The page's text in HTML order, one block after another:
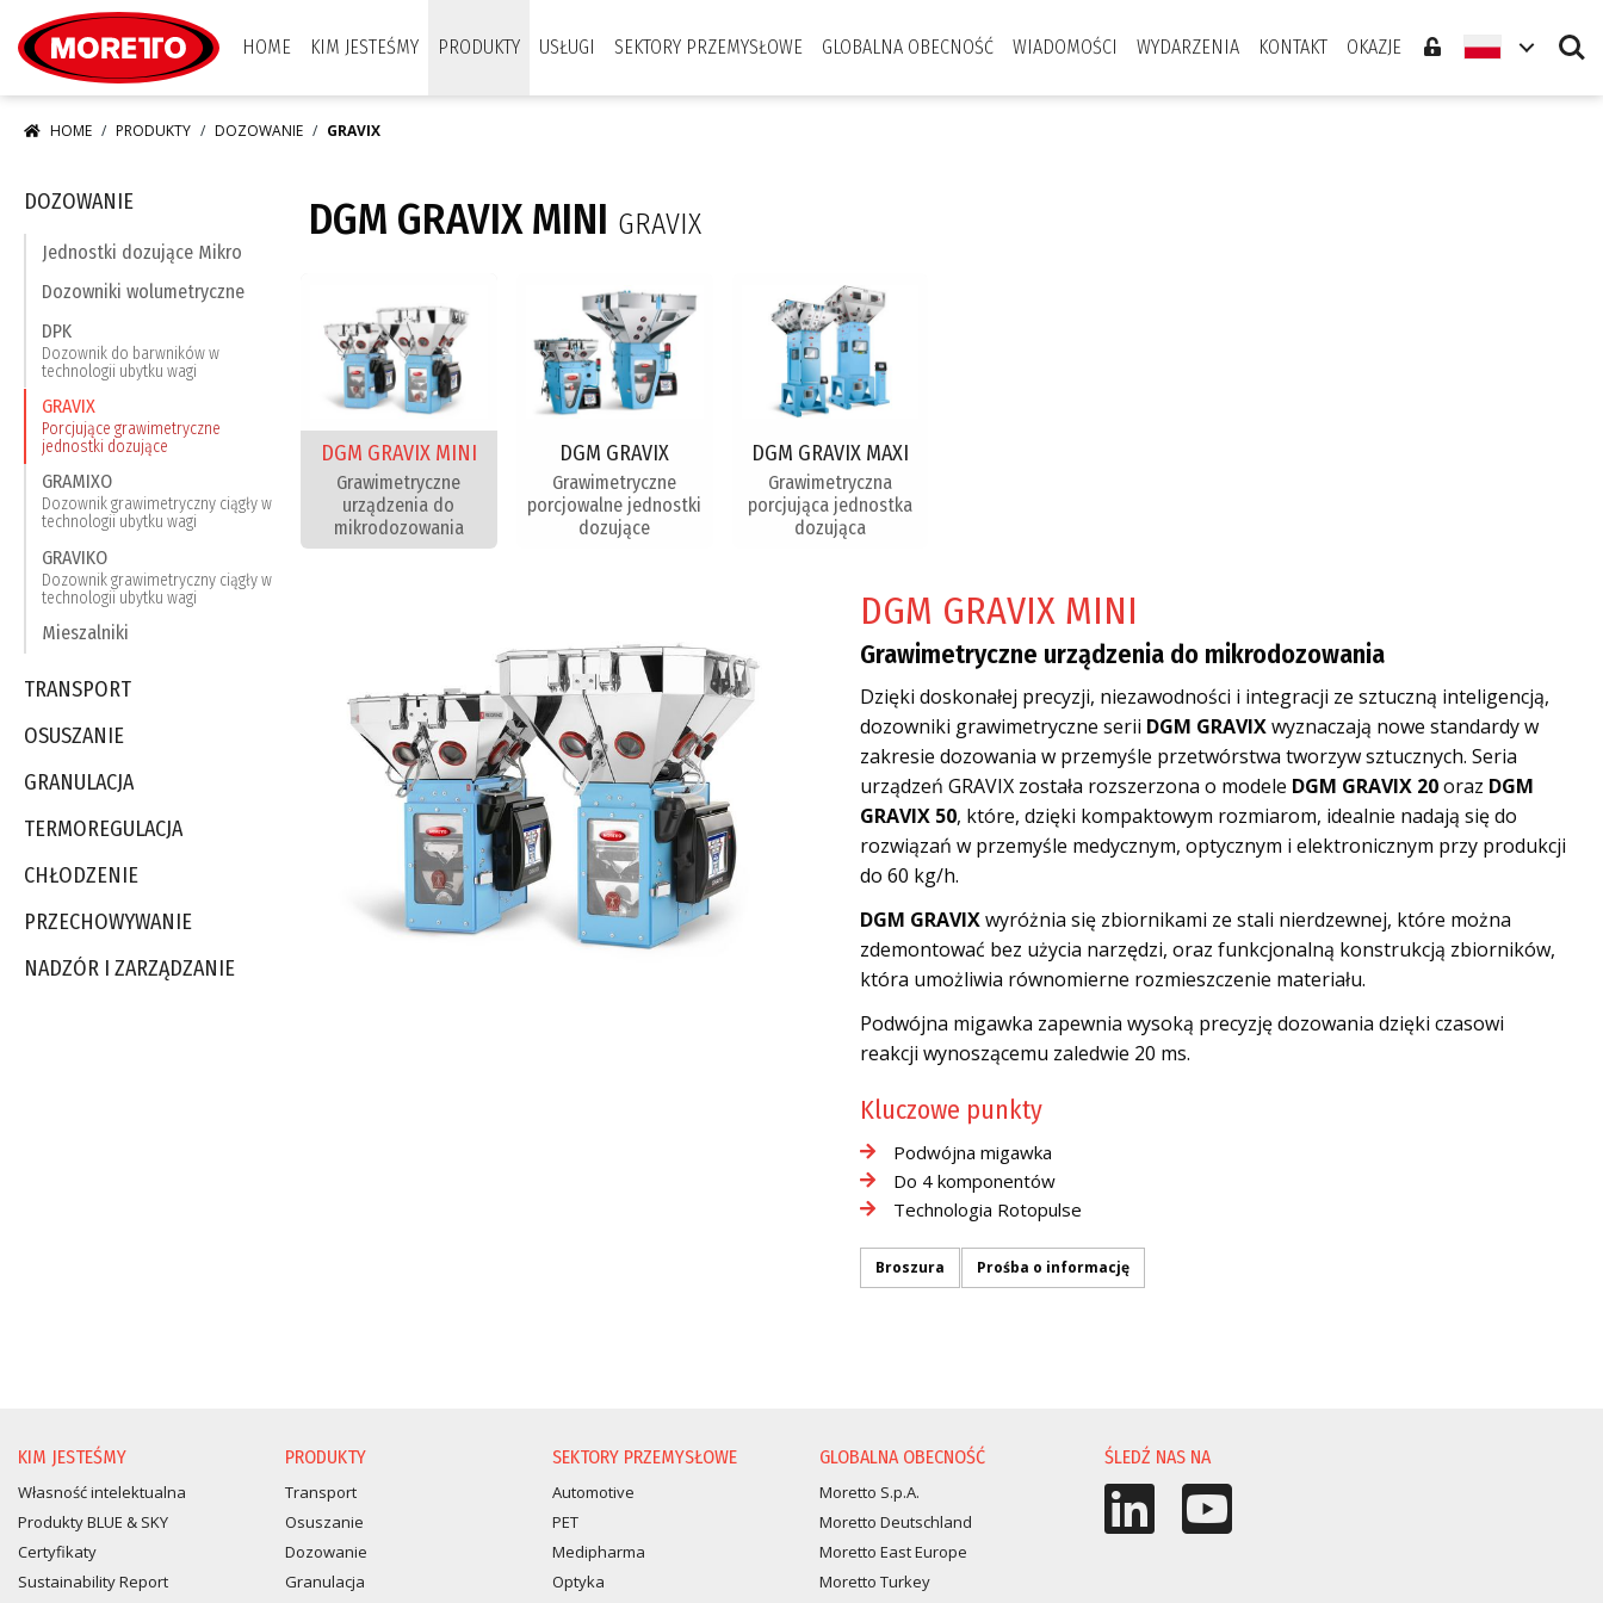
HOME
KIM JESTEŚMY PRODUKTY USŁUGI SEKTORY PRZEMYSŁOWE GLOBALNA OBECNOŚĆ WIADOMOŚCI WYDARZENIA KONTAKT OKAZJE Search
HOME PRODUKTY DOZOWANIE GRAVIX
DGM GRAVIX MINI GRAVIX
DGM GRAVIX MINI
Grawimetryczne
urządzenia do
mikrodozowania
DGM GRAVIX
Grawimetryczne
porcjowalne jednostki
dozujące
DGM GRAVIX MAXI
Grawimetryczna
porcjująca jednostka
dozująca
DGM GRAVIX MINI
Grawimetryczne urządzenia do mikrodozowania
Dzięki doskonałej precyzji, niezawodności i integracji ze sztuczną inteligencją,
dozowniki grawimetryczne serii DGM GRAVIXwyznaczają nowe standardy w
zakresie dozowania w przemyśle przetwórstwa tworzyw sztucznych. Seria
urządzeń GRAVIX została rozszerzona o modele DGM GRAVIX 20oraz DGM
GRAVIX 50, które, dzięki kompaktowym rozmiarom, idealnie nadają się do
rozwiązań w przemyśle medycznym, optycznym i elektronicznym przy produkcji
do 60 kg/h.
DGM GRAVIXwyróżnia się zbiornikami ze stali nierdzewnej, które można
zdemontować bez użycia narzędzi, oraz funkcjonalną konstrukcją zbiorników,
która umożliwia równomierne rozmieszczenie materiału.
Podwójna migawka zapewnia wysoką precyzję dozowania dzięki czasowi
reakcji wynoszącemu zaledwie 20 ms.
Kluczowe punkty
Podwójna migawka
Do 4 komponentów
Technologia Rotopulse
Broszura Prośba o informację
DOZOWANIE
Jednostki dozujące Mikro
Dozowniki wolumetryczne
DPK
Dozownik do barwników w
technologii ubytku wagi
GRAVIX
Porcjujące grawimetryczne
jednostki dozujące
GRAMIXO
Dozownik grawimetryczny ciągły w
technologii ubytku wagi
GRAVIKO
Dozownik grawimetryczny ciągły w
technologii ubytku wagi
Mieszalniki
TRANSPORT
OSUSZANIE
GRANULACJA
TERMOREGULACJA
CHŁODZENIE
PRZECHOWYWANIE
NADZÓR I ZARZĄDZANIE
KIM JESTEŚMY
Własność intelektualna
Produkty BLUE & SKY
Certyfikaty
Sustainability Report
PRODUKTY
Transport
Osuszanie
Dozowanie
Granulacja
SEKTORY PRZEMYSŁOWE
Automotive
PET
Medipharma
Optyka
GLOBALNA OBECNOŚĆ
Moretto S.p.A.
Moretto Deutschland
Moretto East Europe
Moretto Turkey
ŚLEDŹ NAS NA